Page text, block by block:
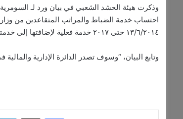
وذكرت هيئة الحشد الشعبي في بيان ورد لـ
احتساب خدمة الضباط والمراتب المتقاعدين من
١٣/٦/٢٠١٤ حتى ٢٠١٧ خدمة فعلية لإضافتها إلى خدمتهم السابقة وإعادة احتساب رواتبهم تكريما لجهادهم وتضحياتهم الوطنية”.
وتابع البيان، “وسوف تصدر الدائرة الإدارية